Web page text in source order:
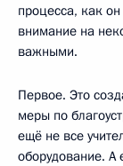
процесса, как
внимание на
важными.
Первое. Это
меры по
ещё не все
оборудование. А